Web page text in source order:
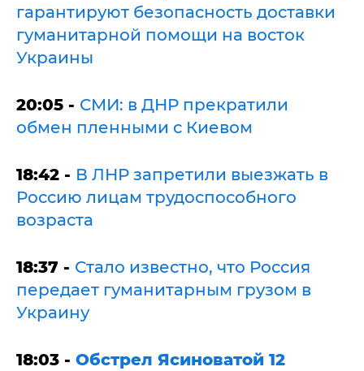
гарантируют безопасность доставки
гуманитарной помощи на восток
Украины
20:05 - СМИ: в ДНР прекратили
обмен пленными с Киевом
18:42 - В ЛНР запретили выезжать в
Россию лицам трудоспособного
возраста
18:37 - Стало известно, что Россия
передает гуманитарным грузом в
Украину
18:03 - Обстрел Ясиноватой 12